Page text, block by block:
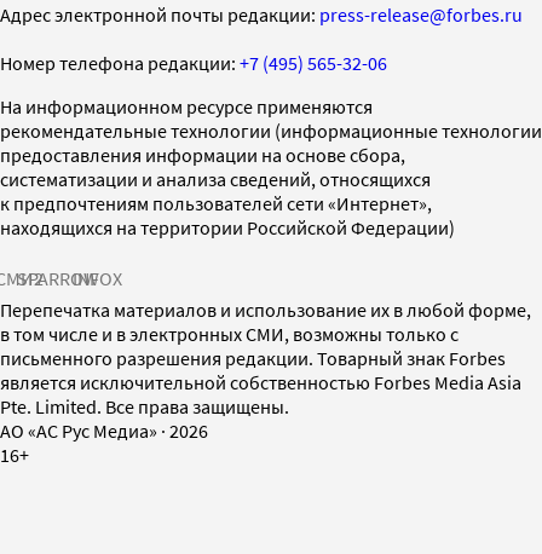
Адрес электронной почты редакции: press-release@forbes.ru
Номер телефона редакции: +7 (495) 565-32-06
На информационном ресурсе применяются
рекомендательные технологии (информационные технологии
предоставления информации на основе сбора,
систематизации и анализа сведений, относящихся
к предпочтениям пользователей сети «Интернет»,
находящихся на территории Российской Федерации)
SPARROWINFOX
Перепечатка материалов и использование их в любой форме,
в том числе и в электронных СМИ, возможны только с
письменного разрешения редакции. Товарный знак Forbes
является исключительной собственностью Forbes Media Asia
Pte. Limited. Все права защищены.
AO «АС Рус Медиа» · 2026
16+